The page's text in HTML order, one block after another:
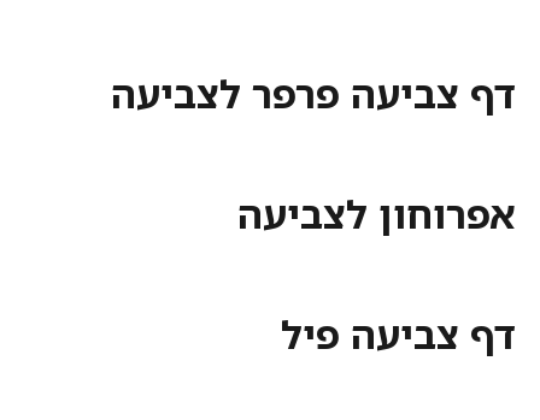
פרפר לצביעה
לצביעה
פיל